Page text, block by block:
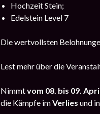
Hochzeit Stein;
Edelstein Level 7
Die wertvollsten
Lest mehr über die
Nimmtvom 08. bis 09.
die Kämpfe imVerlies und